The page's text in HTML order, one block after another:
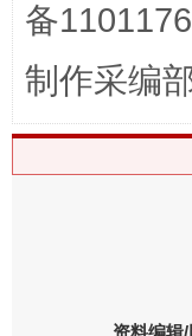
备
制作采编
资料编辑